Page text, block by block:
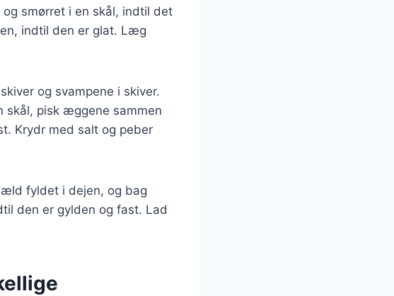
smørret i en skål, indtil det
indtil den er glat. Læg
og svampene i skiver.
skål, pisk æggene sammen
Krydr med salt og peber
fyldet i dejen, og bag
den er gylden og fast. Lad